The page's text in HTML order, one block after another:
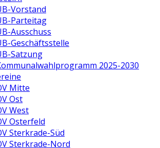
Vorstand
Parteitag
Ausschuss
Geschäftsstelle
Satzung
2025-2030
Mitte
Ost
West
Osterfeld
Sterkrade-Süd
Sterkrade-Nord